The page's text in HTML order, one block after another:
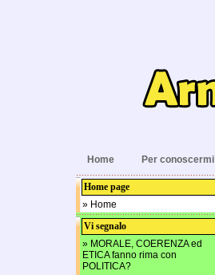
Home Per conoscermi
Home page
» Home
Vi segnalo
» MORALE, COERENZA ed
ETICA fanno rima con
POLITICA?